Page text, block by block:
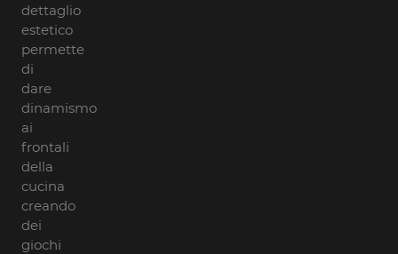
dettaglio
estetico
permette
di
dare
dinamismo
ai
frontali
della
cucina
creando
dei
giochi